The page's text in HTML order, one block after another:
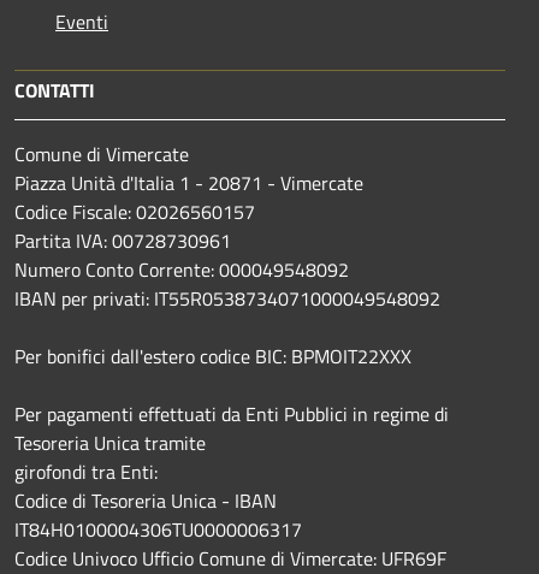
Eventi
CONTATTI
Comune di Vimercate
Piazza Unità d'Italia 1 - 20871 - Vimercate
Codice Fiscale: 02026560157
Partita IVA: 00728730961
Numero Conto Corrente: 000049548092
IBAN per privati: IT55R0538734071000049548092
Per bonifici dall'estero codice BIC: BPMOIT22XXX
Per pagamenti effettuati da Enti Pubblici in regime di
Tesoreria Unica tramite
girofondi tra Enti:
Codice di Tesoreria Unica - IBAN
IT84H0100004306TU0000006317
Codice Univoco Ufficio Comune di Vimercate: UFR69F